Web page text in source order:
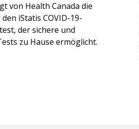
von Health Canada die
iStatis COVID-19-
der sichere und
zu Hause ermöglicht.